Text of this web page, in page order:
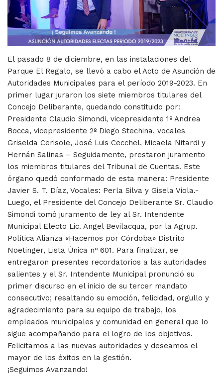
El pasado 8 de diciembre, en las instalaciones del
Parque El Regalo, se llevó a cabo el Acto de Asunción de
Autoridades Municipales para el período 2019-2023. En
primer lugar juraron los siete miembros titulares del
Concejo Deliberante, quedando constituido por:
Presidente Claudio Simondi, vicepresidente 1º Andrea
Bocca, vicepresidente 2º Diego Stechina, vocales
Griselda Cerisole, José Luis Cecchel, Micaela Nitardi y
Hernán Salinas – Seguidamente, prestaron juramento
los miembros titulares del Tribunal de Cuentas. Este
órgano quedó conformado de esta manera: Presidente
Javier S. T. Díaz, Vocales: Perla Silva y Gisela Viola.-
Luego, el Presidente del Concejo Deliberante Sr. Claudio
Simondi tomó juramento de ley al Sr. Intendente
Municipal Electo Lic. Angel Bevilacqua, por la Agrup.
Política Alianza «Hacemos por Córdoba» Distrito
Noetinger, Lista Única nº 601. Para finalizar, se
entregaron presentes recordatorios a las autoridades
salientes y el Sr. Intendente Municipal pronunció su
primer discurso en el inicio de su tercer mandato
consecutivo; resaltando su emoción, felicidad, orgullo y
agradecimiento para su equipo de trabajo, los
empleados municipales y comunidad en general que lo
sigue acompañando para el logro de los objetivos.
Felicitamos a las nuevas autoridades y deseamos el
mayor de los éxitos en la gestión.
¡Seguimos Avanzando!